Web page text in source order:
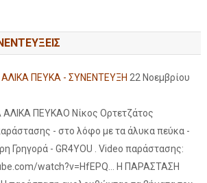
ΠΕΥΚΑ - ΣΥΝΕΝΤΕΥΞΗ 22 Νοεμβρίου
ΠΕΥΚΑΟ Νίκος Ορτετζάτος
- στο λόφο με τα άλυκα πεύκα -
Γρηγορά - GR4YOU . Video παράστασης:
watch?v=HfEPQ... Η ΠΑΡΑΣΤΑΣΗ